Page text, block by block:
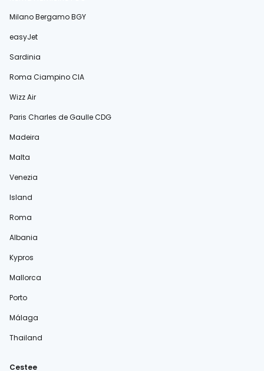
Milano Bergamo BGY
easyJet
Sardinia
Roma Ciampino CIA
Wizz Air
Paris Charles de Gaulle CDG
Madeira
Malta
Venezia
Island
Roma
Albania
Kypros
Mallorca
Porto
Málaga
Thailand
Cestee